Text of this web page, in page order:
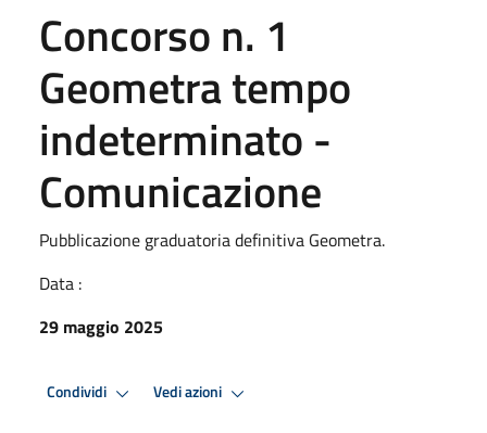
Concorso n. 1
Geometra tempo
indeterminato -
Comunicazione
Pubblicazione graduatoria definitiva Geometra.
Data :
29 maggio 2025
Condividi Vedi azioni